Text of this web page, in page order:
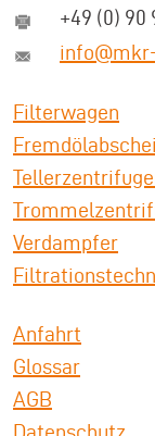
+49 (0) 90
Filterwagen
Verdampfer
Anfahrt
Glossar
AGB
Datenschutz